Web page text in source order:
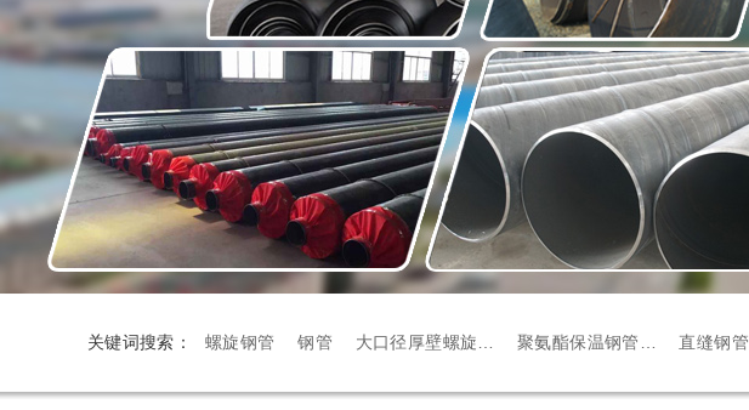
关键词搜索： 螺旋钢管 钢管 大口径厚壁螺旋… 聚氨酯保温钢管… 直缝钢管